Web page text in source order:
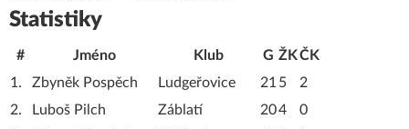
Statistiky
# Jméno Klub G ŽKČK
1.
Zbyněk Pospěch Ludgeřovice 21 5
2
2.
Luboš Pilch Záblatí 204
0